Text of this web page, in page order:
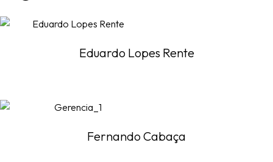
Eduardo Lopes Rente
Fernando Cabaça